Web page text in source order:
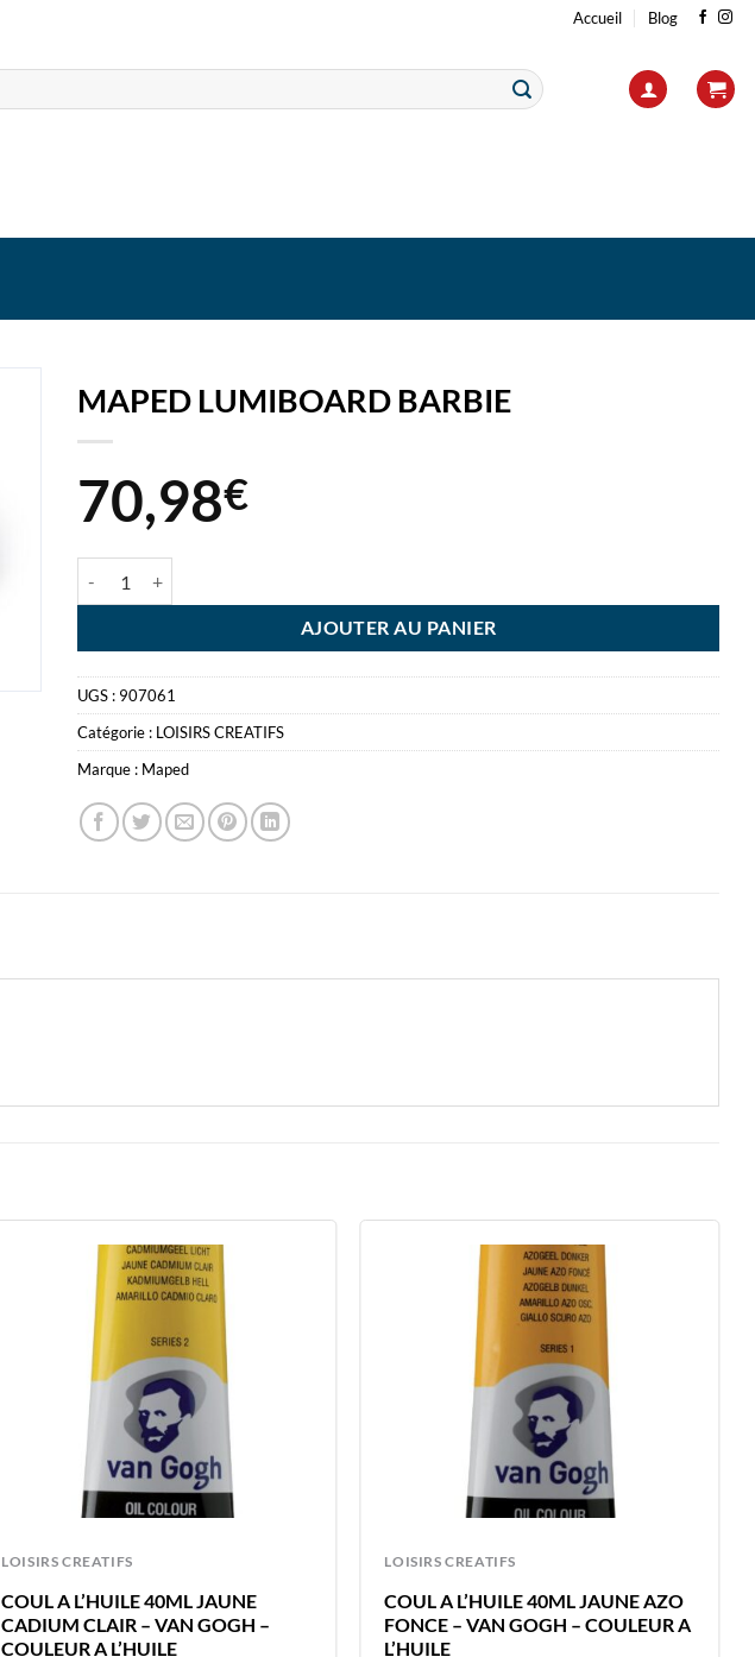
Accueil Blog
MAPED LUMIBOARD BARBIE
70,98€
AJOUTER AU PANIER
UGS : 907061
Catégorie : LOISIRS CREATIFS
Marque : Maped
LOISIRS CREATIFS
COUL A L’HUILE 40ML JAUNE
CADIUM CLAIR – VAN GOGH –
COULEUR A L’HUILE
LOISIRS CREATIFS
COUL A L’HUILE 40ML JAUNE AZO
FONCE – VAN GOGH – COULEUR A
L’HUILE